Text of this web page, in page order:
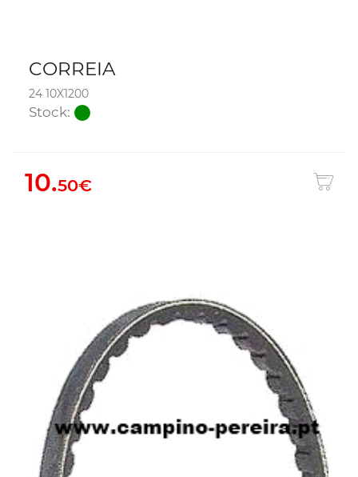
CORREIA
24 10X1200
Stock:
10.50€